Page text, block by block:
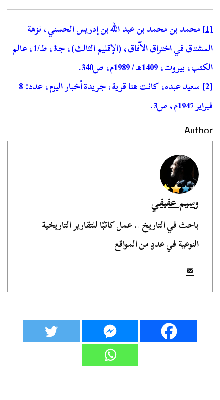
[1] محمد بن محمد بن عبد الله بن إدريس الحسني، نزهة
المشتاق في اختراق الآفاق، (الإقليم الثالث)، جـ3، ط/1، عالم
الكتب، بيروت، 1409هـ / 1989م، ص340.
[2]
سعيد عبده، كانت هنا قرية، جريدة أخبار اليوم، عدد: 8
فبراير 1947م، ص3.
Author
وسيم عفيفي
باحث في التاريخ .. عمل كاتبًا للتقارير التاريخية
النوعية في عددٍ من المواقع